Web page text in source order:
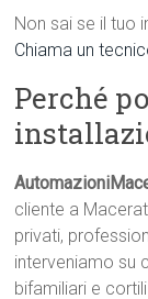
Non sai se il tuo
Chiama un
Perché
cliente a
privati,
interveniamo su
bifamiliari e